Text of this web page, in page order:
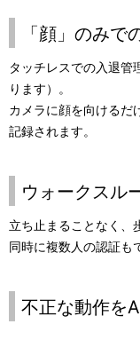
「顔」のみで
タッチレスでの入退管
ります）。
カメラに顔を向けるだ
記録されます。
ウォークスル
立ち止まることなく、
同時に複数人の認証も
不正な動作を